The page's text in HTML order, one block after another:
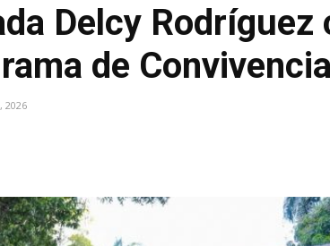
Delcy Rodríguez
de
2026